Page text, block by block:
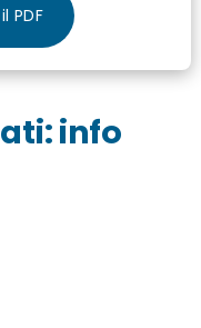
info